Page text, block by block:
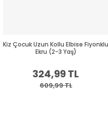
Kiz Çocuk Uzun Kollu Elbise Fiyonklu
Ekru (2-3 Yaş)
324,99 TL
609,99 TL